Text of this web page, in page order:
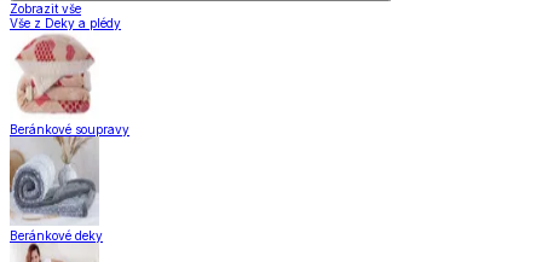
Zobrazit vše
Vše z Deky a plédy
Beránkové soupravy
Beránkové deky